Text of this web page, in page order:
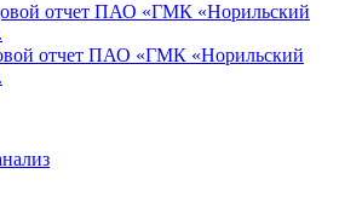
отчет ПАО «ГМК «Норильский
отчет ПАО «ГМК «Норильский